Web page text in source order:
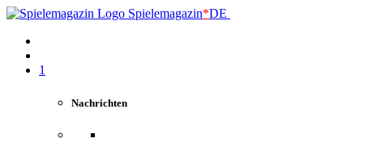
Spielemagazin*DE
1
Nachrichten